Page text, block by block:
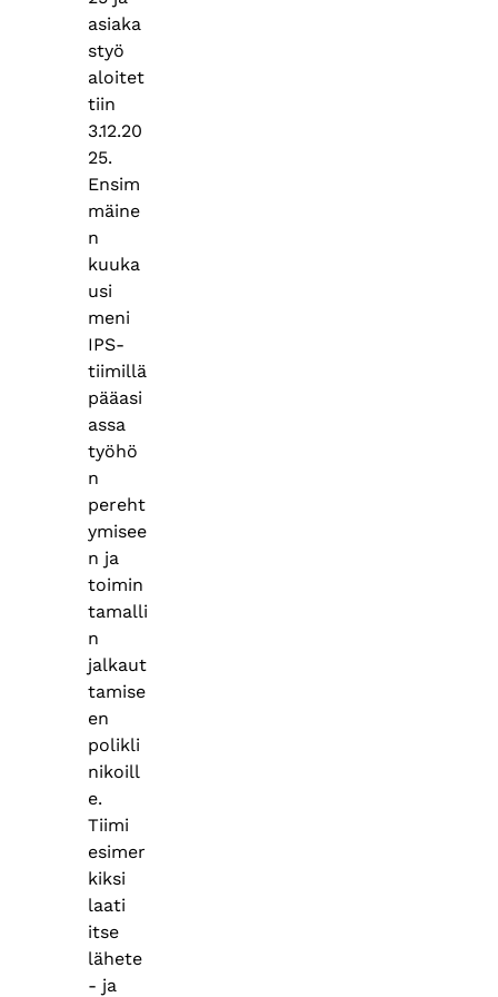
asiaka
styö
aloitet
tiin
3.12.20
25.
Ensim
mäine
n
kuuka
usi
meni
IPS-
tiimillä
pääasi
assa
työhö
n
pereht
ymisee
n ja
toimin
tamalli
n
jalkaut
tamise
en
polikli
nikoill
e.
Tiimi
esimer
kiksi
laati
itse
lähete
- ja